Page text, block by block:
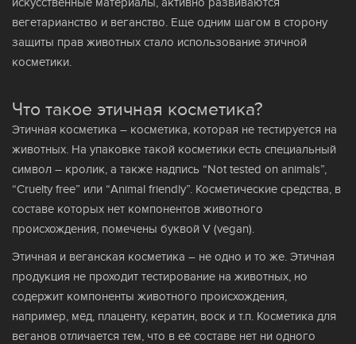
вегетарианство и веганство. Еще одним шагом в сторону
защиты прав животных стало использование этичной
косметики.
Что такое этичная косметика?
Этичная косметика – косметика, которая не тестируется на
животных. На упаковке такой косметики есть специальный
символ – кролик, а также надпись “Not tested on animals”,
“Cruelty free” или “Animal friendly”. Косметические средства, в
составе которых нет компонентов животного
происхождения, помечены буквой V (vegan).
Этичная и веганская косметика – не одно и то же. Этичная
продукция не проходит тестирование на животных, но
содержит компоненты животного происхождения,
например, мёд, плаценту, кератин, воск и т.п. Косметика для
веганов отличается тем, что в её составе нет ни одного